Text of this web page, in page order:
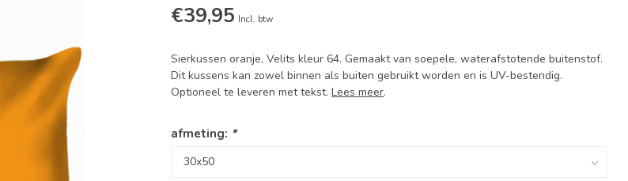
€39,95 Incl. btw
Sierkussen oranje, Velits kleur 64. Gemaakt van soepele, waterafstotende buitenstof.
Dit kussens kan zowel binnen als buiten gebruikt worden en is UV-bestendig.
Optioneel te leveren met tekst.Lees meer.
afmeting: *